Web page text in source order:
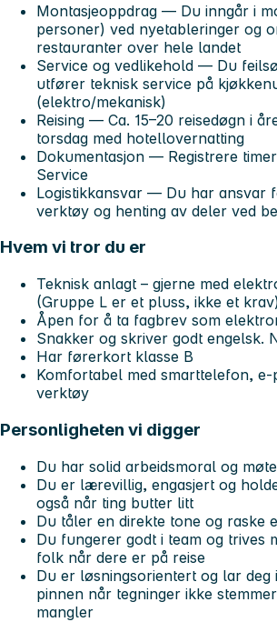
Montasjeoppdrag — Du inngår i
personer) ved nyetableringer og
restauranter over hele landet
Service og vedlikehold — Du
utfører teknisk service på
(elektro/mekanisk)
Reising — Ca. 15–20 reisedøgn i
torsdag med hotellovernatting
Dokumentasjon — Registrere
Service
Logistikkansvar — Du har ansvar
verktøy og henting av deler ved
Hvem vi tror du er
Teknisk anlagt – gjerne med
(Gruppe L er et pluss, ikke et
Åpen for å ta fagbrev som
Snakker og skriver godt engelsk.
Har førerkort klasse B
Komfortabel med smarttelefon,
verktøy
Personligheten vi digger
Du har solid arbeidsmoral og
Du er lærevillig, engasjert og
også når ting butter litt
Du tåler en direkte tone og raske
Du fungerer godt i team og trives
folk når dere er på reise
Du er løsningsorientert og lar deg
pinnen når tegninger ikke
mangler